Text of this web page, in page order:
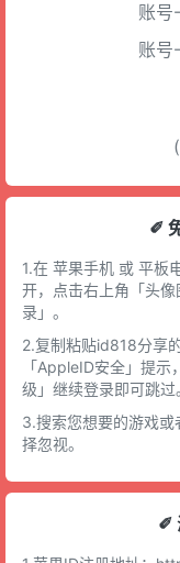
账号
账号
✐
1.在 苹果手机 或 平板
开，点击右上角「头
录」。
2.复制粘贴id818分享
「AppleID安全」提
级」继续登录即可跳过
3.搜索您想要的游戏
择忽视。
✐